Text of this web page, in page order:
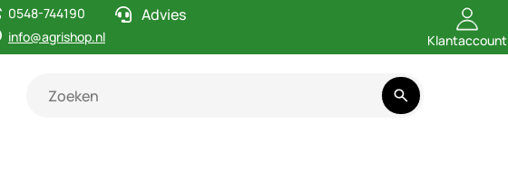
0548-744190
info@agrishop.nl
Advies
Klantaccount